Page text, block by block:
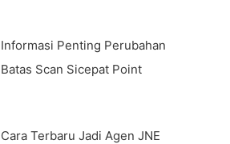
Informasi Penting Perubahan
Batas Scan Sicepat Point
Cara Terbaru Jadi Agen JNE